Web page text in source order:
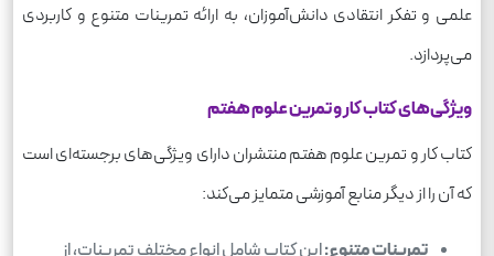
علمی و تفکر انتقادی دانش‌آموزان، به ارائه تمرینات متنوع و کاربردی
می‌پردازد.
ویژگی‌های کتاب کار و تمرین علوم هفتم
کتاب کار و تمرین علوم هفتم منتشران دارای ویژگی‌های برجسته‌ای است
که آن را از دیگر منابع آموزشی متمایز می‌کند:
تمرینات متنوع:این کتاب شامل انواع مختلف تمرینات، از